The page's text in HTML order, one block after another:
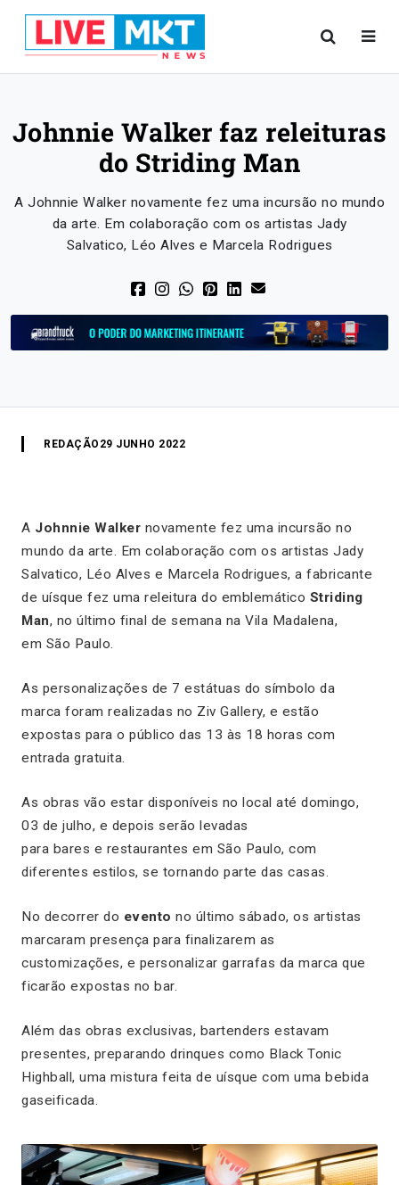
Johnnie Walker faz releituras
do Striding Man
A Johnnie Walker novamente fez uma incursão no mundo
da arte. Em colaboração com os artistas Jady
Salvatico, Léo Alves e Marcela Rodrigues
REDAÇÃO 29 JUNHO 2022
A Johnnie Walker novamente fez uma incursão no
mundo da arte. Em colaboração com os artistas Jady
Salvatico, Léo Alves e Marcela Rodrigues, a fabricante
de uísque fez uma releitura do emblemático Striding
Man, no último final de semana na Vila Madalena,
em São Paulo.
As personalizações de 7 estátuas do símbolo da
marca foram realizadas no Ziv Gallery, e estão
expostas para o público das 13 às 18 horas com
entrada gratuita.
As obras vão estar disponíveis no local até domingo,
03 de julho, e depois serão levadas
para bares e restaurantes em São Paulo, com
diferentes estilos, se tornando parte das casas.
No decorrer do evento no último sábado, os artistas
marcaram presença para finalizarem as
customizações, e personalizar garrafas da marca que
ficarão expostas no bar.
Além das obras exclusivas, bartenders estavam
presentes, preparando drinques como Black Tonic
Highball, uma mistura feita de uísque com uma bebida
gaseificada.